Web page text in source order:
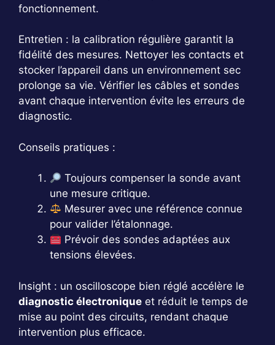
fonctionnement.
Entretien : la calibration régulière garantit la
fidélité des mesures. Nettoyer les contacts et
stocker l’appareil dans un environnement sec
prolonge sa vie. Vérifier les câbles et sondes
avant chaque intervention évite les erreurs de
diagnostic.
Conseils pratiques :
Toujours compenser la sonde avant
une mesure critique.
Mesurer avec une référence connue
pour valider l’étalonnage.
Prévoir des sondes adaptées aux
tensions élevées.
Insight : un oscilloscope bien réglé accélère le
diagnostic électronique et réduit le temps de
mise au point des circuits, rendant chaque
intervention plus efficace.